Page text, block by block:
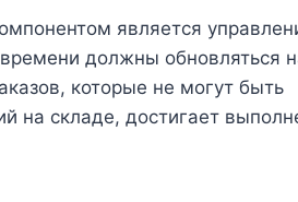
является
должны обновляться
которые не могут быть
на складе, достигает